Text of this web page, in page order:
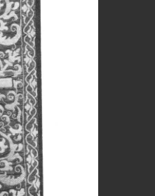
мере, чем другие
в результате
старому Архангельску
в конце 20 –х годов.
- ансамбля
и
Вплоть до разрушения
строений Архангельска,